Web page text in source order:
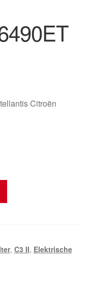
Citroën
, C3 II, Elektrische